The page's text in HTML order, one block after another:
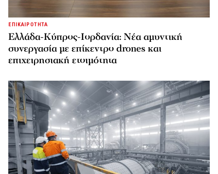
ΕΠΙΚΑΙΡΟΤΗΤΑ
Ελλάδα-Κύπρος-Ιορδανία: Νέα αμυντική
συνεργασία με επίκεντρο drones και
επιχειρησιακή ετοιμότητα